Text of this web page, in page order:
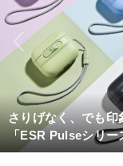
さりげなく、でも
「ESR Pulseシリ